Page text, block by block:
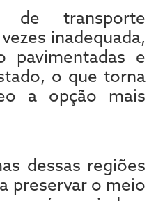
de transporte
inadequada,
pavimentadas e
o que torna
a opção mais
dessas regiões
preservar o meio